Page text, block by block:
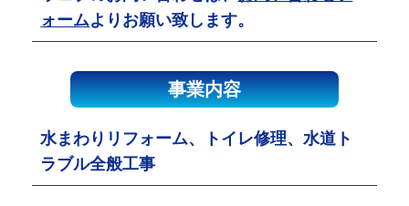
ォームよりお願い致します。
事業内容
水まわりリフォーム、トイレ修理、水道ト
ラブル全般工事